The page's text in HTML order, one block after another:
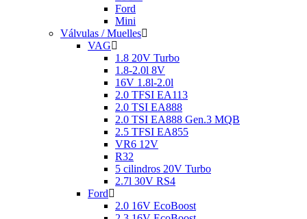
Ford
Mini
Válvulas / Muelles
VAG
1.8 20V Turbo
1.8-2.0l 8V
16V 1.8l-2.0l
2.0 TFSI EA113
2.0 TSI EA888
2.0 TSI EA888 Gen.3 MQB
2.5 TFSI EA855
VR6 12V
R32
5 cilindros 20V Turbo
2.7l 30V RS4
Ford
2.0 16V EcoBoost